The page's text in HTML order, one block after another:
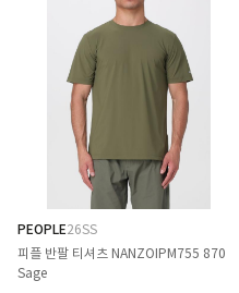
PEOPLE26SS
피플 반팔 티셔츠 NANZOIPM755 870
Sage